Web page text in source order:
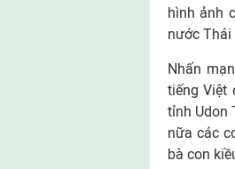
hình ảnh
nước Thái
Nhấn
tiếng Việt
tỉnh Udon
nữa các
bà con